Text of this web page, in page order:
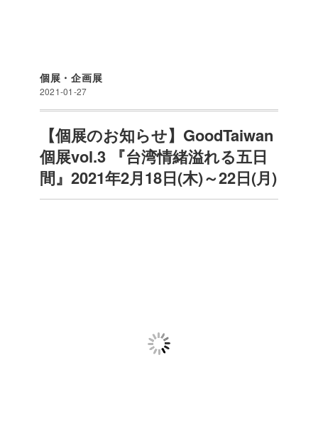
個展・企画展
2021-01-27
【個展のお知らせ】GoodTaiwan
個展vol.3 『台湾情緒溢れる五日
間』2021年2月18日(木)～22日(月)